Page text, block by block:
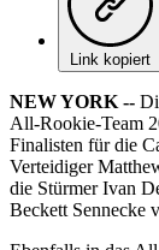
Link kopiert
NEW YORK --
All-Rookie-Team
Finalisten für die
Verteidiger
die Stürmer Ivan
Beckett Sennecke